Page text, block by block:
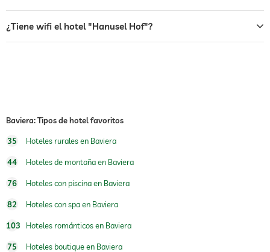
desayuno desayuno en la habitación
piscina exterior abierto todo el año
cursos de gimnasia
masajes para el bienestar
masaje corporal
¿Tiene wifi el hotel "Hanusel Hof"?
Baviera: Tipos de hotel favoritos
35 Hoteles rurales en Baviera
44 Hoteles de montaña en Baviera
76 Hoteles con piscina en Baviera
82 Hoteles con spa en Baviera
103 Hoteles románticos en Baviera
75 Hoteles boutique en Baviera